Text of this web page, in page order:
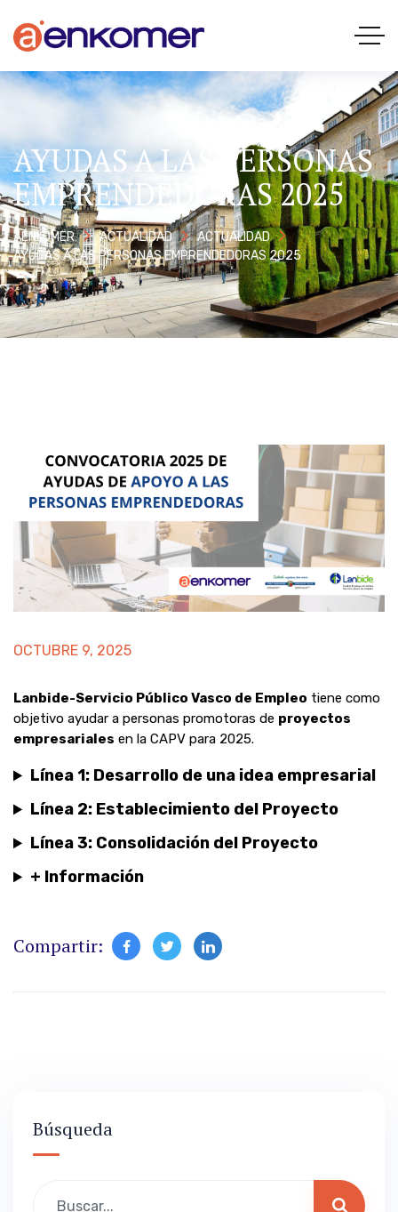
AYUDAS A LAS PERSONAS
EMPRENDEDORAS 2025
AENKOMER ACTUALIDAD
ACTUALIDAD
AYUDAS A LAS PERSONAS EMPRENDEDORAS 2025
OCTUBRE 9, 2025
Lanbide-Servicio Público Vasco de Empleo tiene como
objetivo ayudar a personas promotoras de proyectos
empresariales en la CAPV para 2025.
Línea 1: Desarrollo de una idea empresarial
Línea 2: Establecimiento del Proyecto
Línea 3: Consolidación del Proyecto
+ Información
Compartir:
Búsqueda